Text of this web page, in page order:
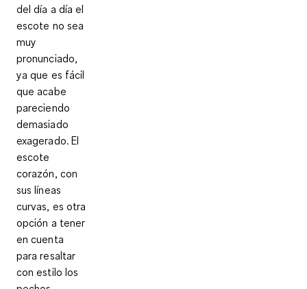
del día a día el
escote no sea
muy
pronunciado,
ya que es fácil
que acabe
pareciendo
demasiado
exagerado. El
escote
corazón, con
sus líneas
curvas, es otra
opción a tener
en cuenta
para resaltar
con estilo los